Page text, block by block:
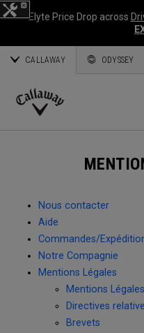
Elyte Price Drop across
CALLAWAY ODYSSEY
Callaway
Nous contacter
Aide
Commandes/
Notre Compagnie
Mentions Légales
Mentions Légales
Directives
Brevets